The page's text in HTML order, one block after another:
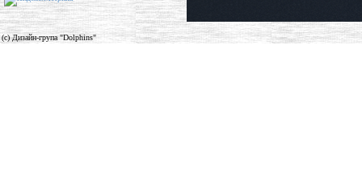
(c) Дизайн-група "Dolphins"